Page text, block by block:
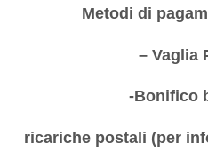
Metodi di
– Vaglia
-Bonifico
ricariche postali (per